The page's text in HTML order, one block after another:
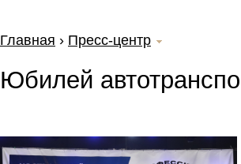
Главная › Пресс-центр
Юбилей